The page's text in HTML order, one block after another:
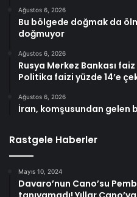
Ağustos 6, 2026
Bu bölgede doğmak da
doğmuyor
Ağustos 6, 2026
Rusya Merkez Bankası
Politika faizi yüzde 14’e
Ağustos 6, 2026
İran, komşusundan gelen
Rastgele Haberler
Mayıs 10, 2024
Davaro’nun Cano’su